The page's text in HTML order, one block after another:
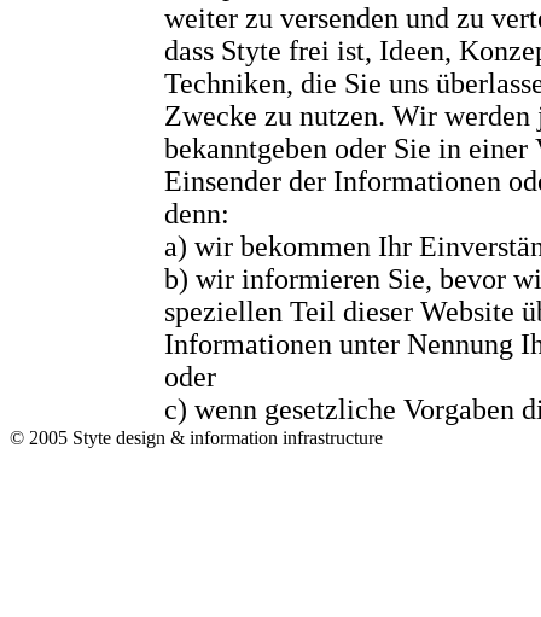
weiter zu versenden und zu
dass Styte frei ist, Ideen,
Techniken, die Sie uns
Zwecke zu nutzen. Wir
bekanntgeben oder Sie in
Einsender der Informationen
denn:
a) wir bekommen Ihr
b) wir informieren Sie, bevor
speziellen Teil dieser Website
Informationen unter Nennung
oder
c) wenn gesetzliche Vorgaben
© 2005 Styte design & information infrastructure